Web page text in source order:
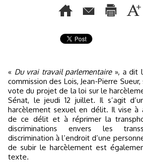
« Du vrai travail parlementaire», a dit
commission des Lois, Jean-Pierre
vote du projet de la loi sur le
Sénat, le jeudi 12 juillet. Il s’agit
harcèlement sexuel en délit. Il vise à
de ce délit et à réprimer la
discriminations envers les
discrimination à l’endroit d’une
de subir le harcèlement est
texte.